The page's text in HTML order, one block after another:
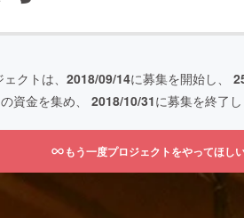
クトは、 2018/09/14に募集を開始し、
資金を集め、 2018/10/31に募集を終了
もう一度プロジェクトをやってほし